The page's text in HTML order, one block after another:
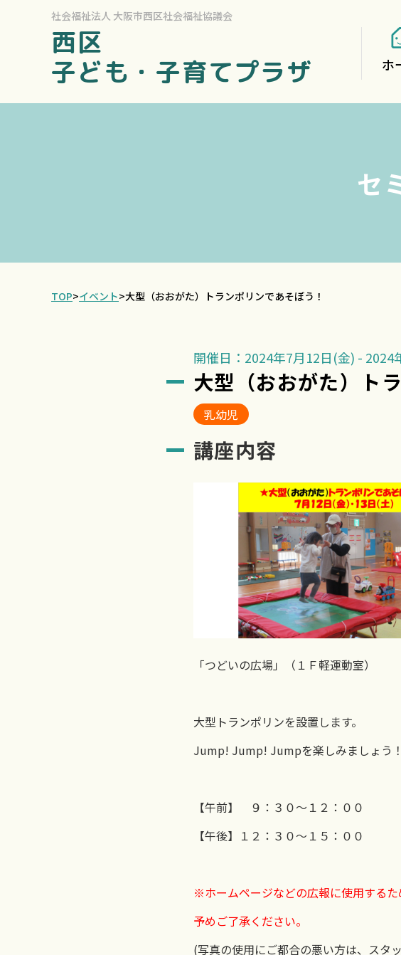
社会福祉法人 大阪市西区社会福祉協議会
西区
子ども・子育てプラザ
ホ
セ
TOP>イベント>大型（おおがた）トランポリンであそぼう！
開催日：2024年7月12日(金) - 2024
大型（おおがた）ト
乳幼児
講座内容
「つどいの広場」（１Ｆ軽運動室）
大型トランポリンを設置します。
Jump! Jump! Jumpを楽しみましょう！
【午前】 ９：３０～１２：００
【午後】１２：３０～１５：００
※ホームページなどの広報に使用するた
予めご了承ください。
(写真の使用にご都合の悪い方は、スタ